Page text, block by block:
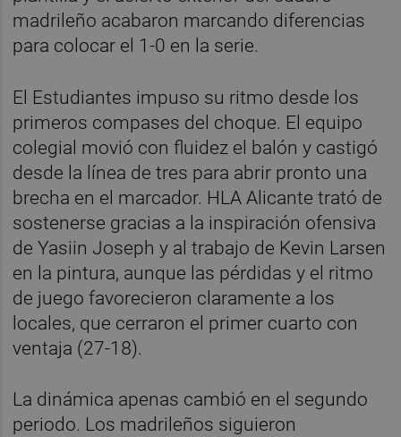
madrileño acabaron marcando diferencias
para colocar el 1-0 en la serie.
El Estudiantes impuso su ritmo desde los
primeros compases del choque. El equipo
colegial movió con fluidez el balón y castigó
desde la línea de tres para abrir pronto una
brecha en el marcador. HLA Alicante trató de
sostenerse gracias a la inspiración ofensiva
de Yasiin Joseph y al trabajo de Kevin Larsen
en la pintura, aunque las pérdidas y el ritmo
de juego favorecieron claramente a los
locales, que cerraron el primer cuarto con
ventaja (27-18).
La dinámica apenas cambió en el segundo
periodo. Los madrileños siguieron